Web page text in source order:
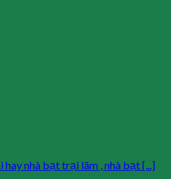
nhà bạt trại lãm , nhà bạt [...]